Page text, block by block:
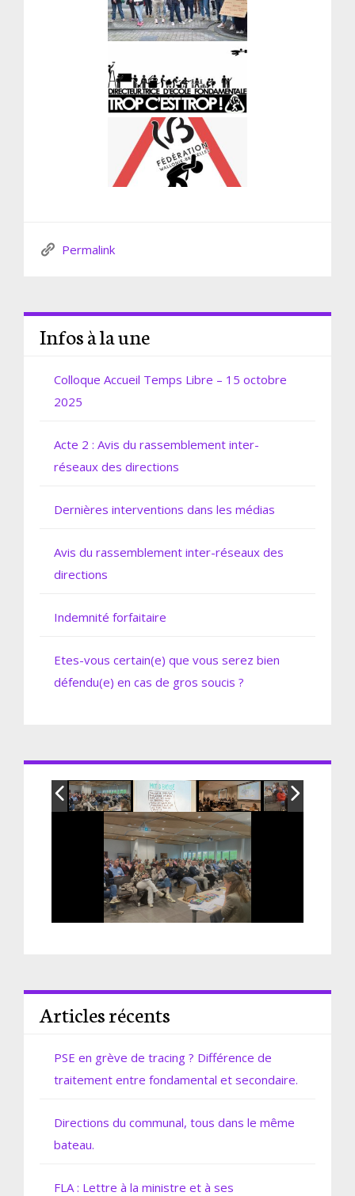
Permalink
Infos à la une
Colloque Accueil Temps Libre – 15 octobre
2025
Acte 2 : Avis du rassemblement inter-
réseaux des directions
Dernières interventions dans les médias
Avis du rassemblement inter-réseaux des
directions
Indemnité forfaitaire
Etes-vous certain(e) que vous serez bien
défendu(e) en cas de gros soucis ?
Articles récents
PSE en grève de tracing ? Différence de
traitement entre fondamental et secondaire.
Directions du communal, tous dans le même
bateau.
FLA : Lettre à la ministre et à ses